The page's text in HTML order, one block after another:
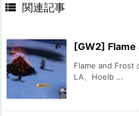
 関連記事
[GW2] Flame
Flame and Frost
LA、Hoelb ...